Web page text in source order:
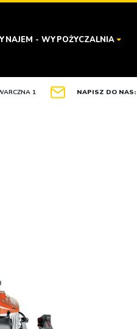
- WYPOŻYCZALNIA
1 NAPISZ DO NAS: